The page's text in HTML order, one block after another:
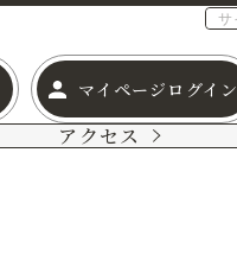
マイページログイン
アクセス